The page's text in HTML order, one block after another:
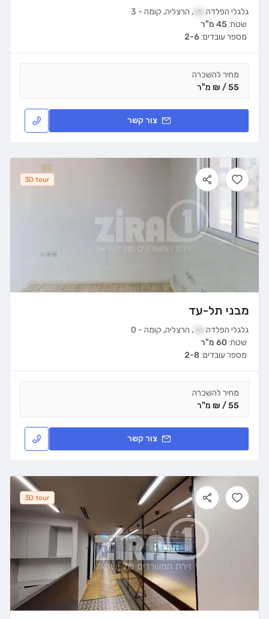
גלגלי הפלדה , הרצליה, קומה -
3
שטח:45 מ"ר
מספר עובדים:2-6
מחיר להשכרה
55 / ₪ מ"ר
צור קשר
3D tour
מבני תל-עד
גלגלי הפלדה , הרצליה, קומה -
0
שטח:60 מ"ר
מספר עובדים:2-8
מחיר להשכרה
55 / ₪ מ"ר
צור קשר
3D tour